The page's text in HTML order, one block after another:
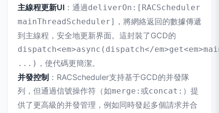
主線程更新UI ：通過deliverOn:[RACScheduler
mainThreadScheduler] ，將網絡返回的數據傳遞
到主線程，安全地更新界面。這封裝了GCD的
dispatch<em>async(dispatch</
...) ，使代碼更簡潔。
并發控制 ：RACScheduler支持基于GCD的并發隊
列，但通過信號操作符（如merge: 或concat: ）提
供了更高級的并發管理，例如同時發起多個請求并合